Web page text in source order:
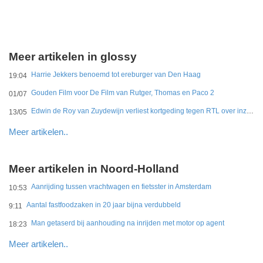
Meer artikelen in glossy
19:04 Harrie Jekkers benoemd tot ereburger van Den Haag
01/07 Gouden Film voor De Film van Rutger, Thomas en Paco 2
13/05 Edwin de Roy van Zuydewijn verliest kortgeding tegen RTL over inzage dramaserie koningshuis
Meer artikelen..
Meer artikelen in Noord-Holland
10:53 Aanrijding tussen vrachtwagen en fietsster in Amsterdam
9:11 Aantal fastfoodzaken in 20 jaar bijna verdubbeld
18:23 Man getaserd bij aanhouding na inrijden met motor op agent
Meer artikelen..